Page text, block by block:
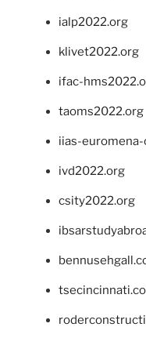
ialp2022.org
klivet2022.org
ifac-
taoms2022.org
iias-
ivd2022.org
csity2022.org